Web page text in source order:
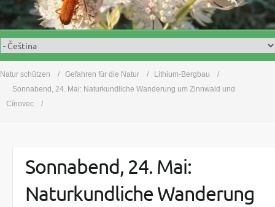
n
t
e
n
Natur schützen Gefahren für die Natur
Lithium-Bergbau
Sonnabend, 24. Mai: Naturkundliche Wanderung um Zinnwald und
Cínovec
Sonnabend, 24. Mai:
Naturkundliche Wanderung